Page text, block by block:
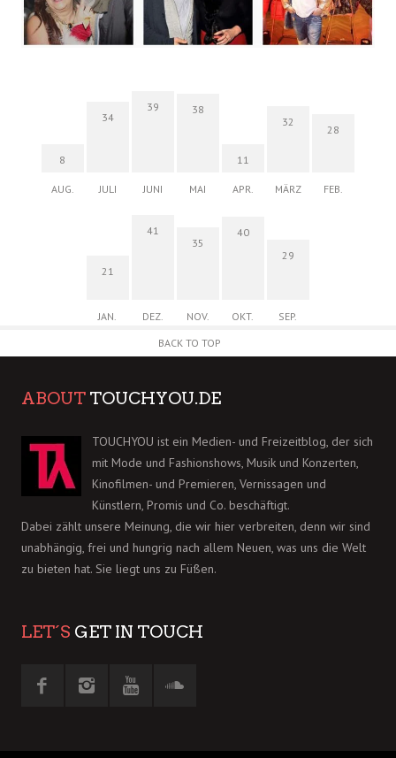
8
AUG.
34
JULI
39
JUNI
38
MAI
11
APR.
32
MÄRZ
28
FEB.
21
JAN.
41
DEZ.
35
NOV.
40
OKT.
29
SEP.
BACK TO TOP
ABOUT TOUCHYOU.DE
TOUCHYOU ist ein Medien- und Freizeitblog, der sich
mit Mode und Fashionshows, Musik und Konzerten,
Kinofilmen- und Premieren, Vernissagen und
Künstlern, Promis und Co. beschäftigt.
Dabei zählt unsere Meinung, die wir hier verbreiten, denn wir sind
unabhängig, frei und hungrig nach allem Neuen, was uns die Welt
zu bieten hat. Sie liegt uns zu Füßen.
LET´S GET IN TOUCH